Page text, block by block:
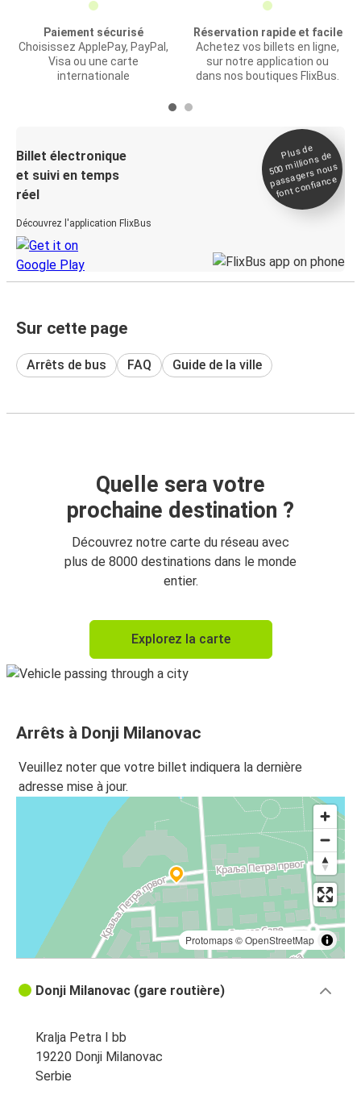
Paiement sécurisé
Choisissez ApplePay, PayPal,
Visa ou une carte
internationale
Réservation rapide et facile
Achetez vos billets en ligne,
sur notre application ou
dans nos boutiques FlixBus.
Billet électronique
et suivi en temps
réel
Découvrez l'application FlixBus
Plus de
500
millions de
passagers nous
font confiance
Sur cette page
Arrêts de bus FAQ Guide de la ville
Quelle sera votre
prochaine destination ?
Découvrez notre carte du réseau avec
plus de 8000 destinations dans le monde
entier.
Explorez la carte
Arrêts à Donji Milanovac
Veuillez noter que votre billet indiquera la dernière
adresse mise à jour.
Protomaps©OpenStreetMap
Donji Milanovac (gare routière)
Kralja Petra I bb
19220 Donji Milanovac
Serbie